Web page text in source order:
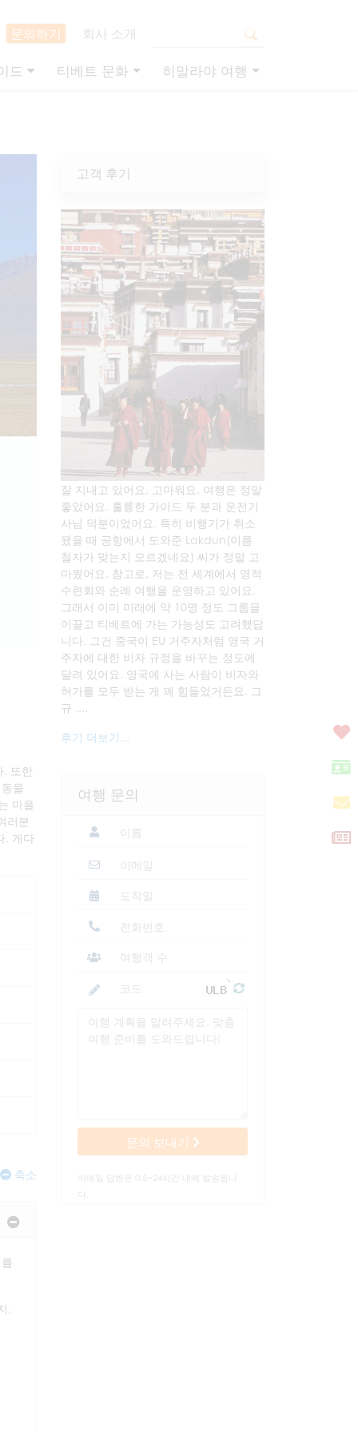
문의하기 회사 소개
드 티베트 문화 히말라야 여행
. 또한
물
마을
러분
. 게다
축소
,
고객 후기
잘 지내고 있어요, 고마워요. 여행은 정말
좋았어요. 훌륭한 가이드 두 분과 운전기
사님 덕분이었어요. 특히 비행기가 취소
됐을 때 공항에서 도와준 Lakdun(이름
철자가 맞는지 모르겠네요) 씨가 정말 고
마웠어요. 참고로, 저는 전 세계에서 영적
수련회와 순례 여행을 운영하고 있어요.
그래서 이미 미래에 약 10명 정도 그룹을
이끌고 티베트에 가는 가능성도 고려했답
니다. 그건 중국이 EU 거주자처럼 영국 거
주자에 대한 비자 규정을 바꾸는 정도에
달려 있어요. 영국에 사는 사람이 비자와
허가를 모두 받는 게 꽤 힘들었거든요. 그
규 ....
후기 더보기...
여행 문의
문의 보내기
이메일 답변은 0.5~24시간 내에 발송됩니
다.